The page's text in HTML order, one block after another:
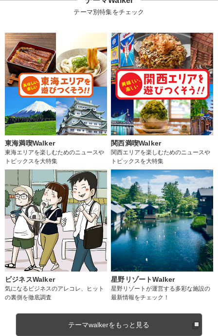
テーマ別特集をチェック
東海満喫Walker
東海エリアを楽しむためのニュースや
トピックスを大特集
関西満喫Walker
関西エリアを楽しむためのニュースや
トピックスを大特集
ビジネスWalker
気になるビジネスのアレコレ、ヒット
の裏側を徹底調査
星野リゾートWalker
星野リゾートが運営する多彩な施設の
最新情報をチェック！
テーマwalkerをもっと見る